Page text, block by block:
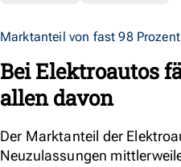
Marktanteil von fast 98 Prozent
Bei Elektroautos
allen davon
Der Marktanteil der
Neuzulassungen